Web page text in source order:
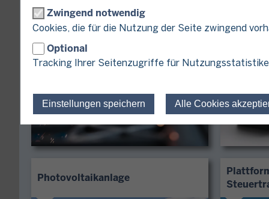
Zwingend notwendig
Cookies, die für die Nutzung der Seite zwingend
Optional
Tracking Ihrer Seitenzugriffe für
Einstellungen speichern Alle Cookies
Photovoltaikanlage